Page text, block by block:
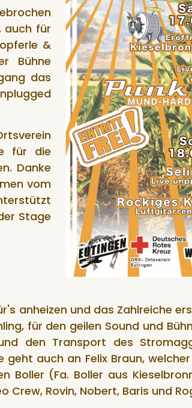
auch für
&
Bühne
das
für die
Danke
vom
Stage
anheizen und das Zahlreiche
für den geilen Sound und
den Transport des
auch an Felix Braun,
Boller (Fa. Boller aus
Crew, Rovin, Nobert, Baris und